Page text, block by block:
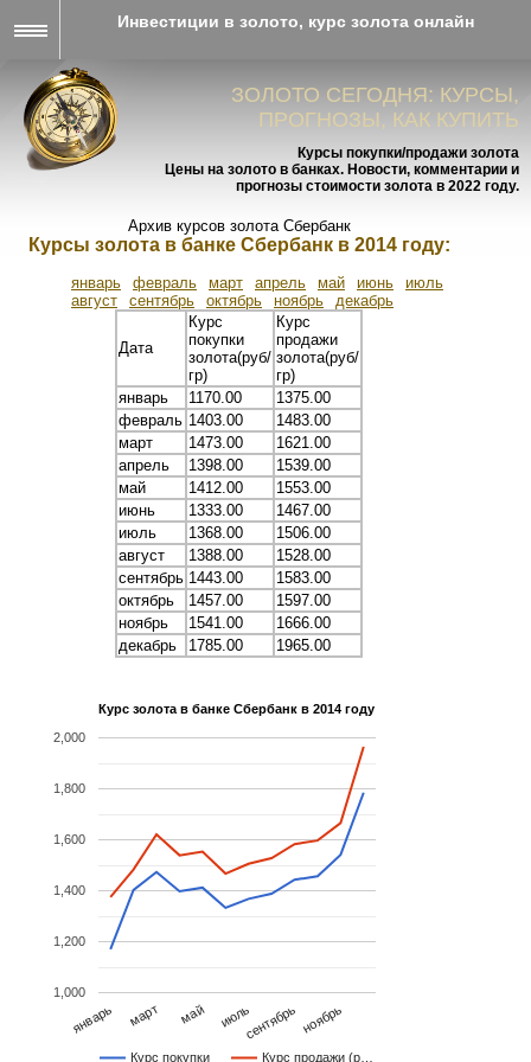
Инвестиции в золото, курс золота онлайн
ЗОЛОТО СЕГОДНЯ: КУРСЫ,
ПРОГНОЗЫ, КАК КУПИТЬ
Курсы покупки/продажи золота
Цены на золото в банках. Новости, комментарии и
прогнозы стоимости золота в 2022 году.
Архив курсов золота Сбербанк
Курсы золота в банке Сбербанк в 2014 году:
январь февраль март апрель май июнь
июль
август
сентябрь октябрь ноябрь декабрь
Дата
Курс
покупки
золота(руб/
гр)
Курс
продажи
золота(руб/
гр)
январь
1170.00
1375.00
февраль 1403.00
1483.00
март
1473.00
1621.00
апрель
1398.00
1539.00
май
1412.00
1553.00
июнь
1333.00
1467.00
июль
1368.00
1506.00
август
1388.00
1528.00
сентябрь 1443.00
1583.00
октябрь
1457.00
1597.00
ноябрь
1541.00
1666.00
декабрь
1785.00 1965.00
Курс золота в банке Сбербанк в 2014 году
Курс покупки Курс продажи (р…
январь март май июльсентябрь ноябрь
1,000
1,200
1,400
1,600
1,800
2,000